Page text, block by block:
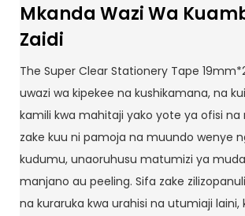
Mkanda Wazi Wa
Zaidi
The Super Clear Stationery Tape
uwazi wa kipekee na kushikamana, na
kamili kwa mahitaji yako yote ya ofisi na
zake kuu ni pamoja na muundo wenye
kudumu, unaoruhusu matumizi ya
manjano au peeling. Sifa zake
na kuraruka kwa urahisi na utumiaji laini,